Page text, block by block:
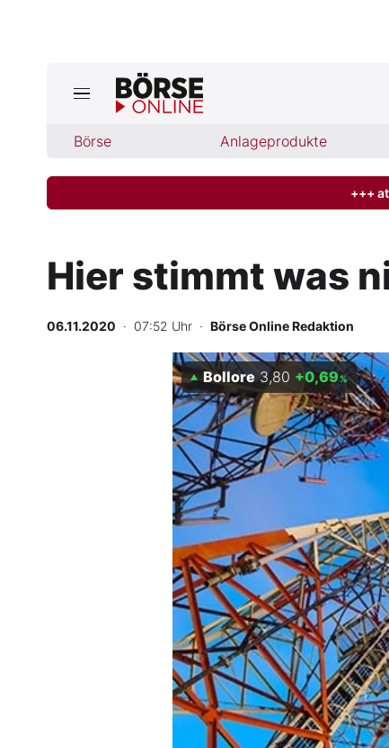
Börse Anlageprodukte
Jetzt aktuelle Ausgabe BÖRSE ONLINE
Finanz-Check
Abo & Shop
BO-Musterdepots
Experten
Mein B:O
Mein Konto
Folgen Sie uns
Kontakt
+++
Hier stimmt was
06.11.2020 · 07:52 Uhr · Börse Online Redaktion
Bollore 3,80 +0,69%